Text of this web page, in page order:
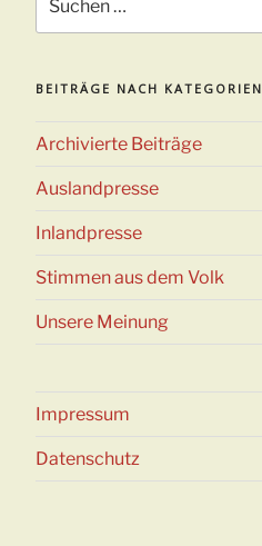
nach:
BEITRÄGE NACH KATEGORIEN
Archivierte Beiträge
Auslandpresse
Inlandpresse
Stimmen aus dem Volk
Unsere Meinung
Impressum
Datenschutz